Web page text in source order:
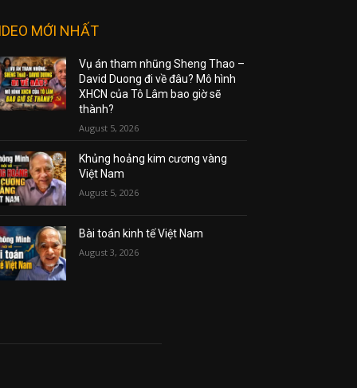
MỚI NHẤT
Vụ án tham nhũng Sheng Thao –
David Duong đi về đâu? Mô hình
XHCN của Tô Lâm bao giờ sẽ
thành?
August 5, 2026
Khủng hoảng kim cương vàng
Việt Nam
August 5, 2026
Bài toán kinh tế Việt Nam
August 3, 2026